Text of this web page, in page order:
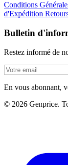
Conditions
d'Expédition
Bulletin
Restez informé de
En vous abonnant,
© 2026 Genprice.